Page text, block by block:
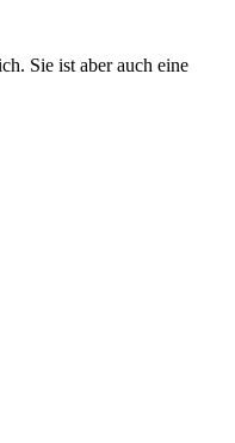
Sie ist aber auch eine